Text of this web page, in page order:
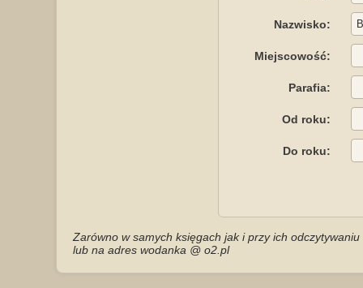
Nazwisko:
Miejscowość:
Parafia:
Od roku:
Do roku:
Zarówno w samych księgach jak i przy ich
lub na adres wodanka @ o2.pl